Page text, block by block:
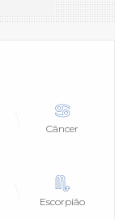
Câncer
Escorpião